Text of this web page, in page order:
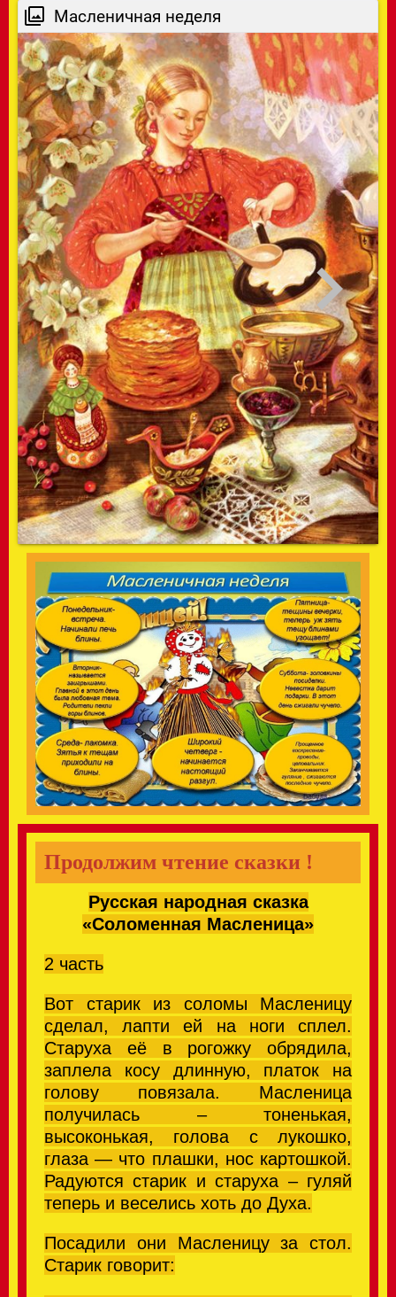
Масленичная неделя
Продолжим чтение сказки !
Русская народная сказка
«Соломенная Масленица»
2 часть
Вот старик из соломы Масленицу
сделал, лапти ей на ноги сплел.
Старуха еёв рогожку обрядила,
заплела косу длинную, платок на
голову повязала. Масленица
получилась – тоненькая,
высоконькая, голова с лукошко,
глаза — что плашки, нос картошкой.
Радуются старик и старуха – гуляй
теперь и веселись хоть до Духа.
Посадили они Масленицу за стол.
Старик говорит: